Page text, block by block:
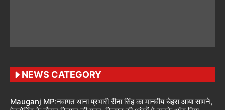
NEWS CATEGORY
Mauganj MP:नवागत थाना प्रभारी रीना सिंह का मानवीय चेहरा आया सामने,